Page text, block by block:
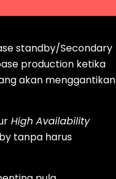
standby/Secondary
production ketika
akan menggantikan
High Availability
tanpa harus